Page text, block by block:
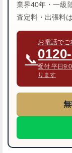
業界40年・一級
査定料・出張料
📞
お電話でご
受付 平日
ります
無